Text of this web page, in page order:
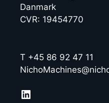
Danmark
CVR: 19454770
T +45 86 92 47 11
LinkedIn